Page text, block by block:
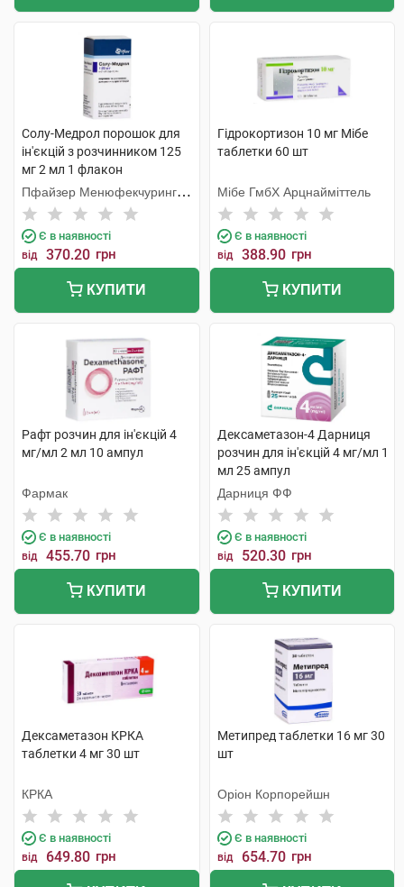
Солу-Медрол порошок для
ін'єкцій з розчинником 125
мг 2 мл 1 флакон
Пфайзер Менюфекчуринг
Бельгія
Є в наявності
від 370.20 грн
КУПИТИ
Гідрокортизон 10 мг Мібе
таблетки 60 шт
Мібе ГмбХ Арцнайміттель
Є в наявності
від 388.90 грн
КУПИТИ
Рафт розчин для ін'єкцій 4
мг/мл 2 мл 10 ампул
Фармак
Є в наявності
від 455.70 грн
КУПИТИ
Дексаметазон-4 Дарниця
розчин для ін'єкцій 4 мг/мл 1
мл 25 ампул
Дарниця ФФ
Є в наявності
від 520.30 грн
КУПИТИ
Дексаметазон КРКА
таблетки 4 мг 30 шт
КРКА
Є в наявності
від 649.80 грн
Метипред таблетки 16 мг 30
шт
Оріон Корпорейшн
Є в наявності
від 654.70 грн